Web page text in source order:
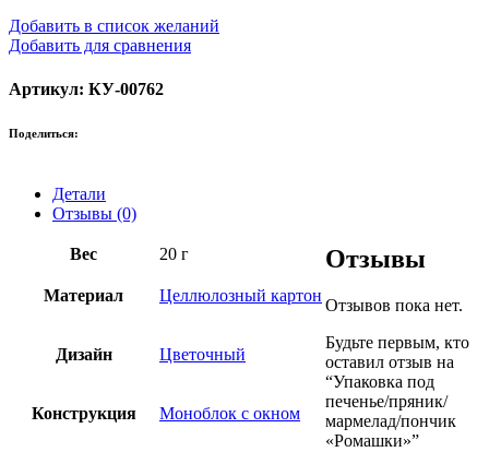
Добавить в список желаний
Добавить для сравнения
Артикул: КУ-00762
Поделиться:
Детали
Отзывы (0)
Вес 20 г
Материал Целлюлозный картон
Дизайн Цветочный
Конструкция Моноблок с окном
Отзывы
Отзывов пока нет.
Будьте первым, кто
оставил отзыв на
“Упаковка под
печенье/пряник/
мармелад/пончик
«Ромашки»”